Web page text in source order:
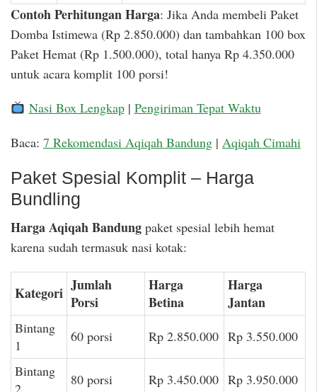
Contoh Perhitungan Harga: Jika Anda membeli Paket
Domba Istimewa (Rp 2.850.000) dan tambahkan 100 box
Paket Hemat (Rp 1.500.000), total hanya Rp 4.350.000
untuk acara komplit 100 porsi!
Nasi Box Lengkap| Pengiriman Tepat Waktu
Baca: 7 Rekomendasi Aqiqah Bandung | Aqiqah Cimahi
Paket Spesial Komplit – Harga
Bundling
Harga Aqiqah Bandung paket spesial lebih hemat
karena sudah termasuk nasi kotak:
Kategori Jumlah
Porsi
Harga
Betina
Harga
Jantan
Bintang
1
60 porsi Rp 2.850.000 Rp 3.550.000
Bintang
2
80 porsi Rp 3.450.000 Rp 3.950.000